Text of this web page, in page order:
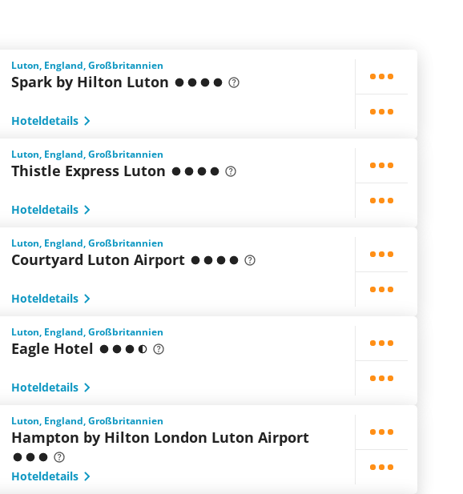
Luton, England, Großbritannien
Spark by Hilton Luton
Hoteldetails
Luton, England, Großbritannien
Thistle Express Luton
Hoteldetails
Luton, England, Großbritannien
Courtyard Luton Airport
Hoteldetails
Luton, England, Großbritannien
Eagle Hotel
Hoteldetails
Luton, England, Großbritannien
Hampton by Hilton London Luton Airport
Hoteldetails